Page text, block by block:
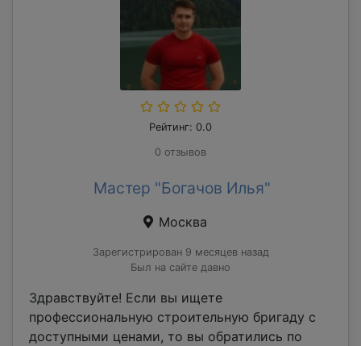
Рейтинг: 0.0
0 отзывов
Мастер "Богачов Илья"
Москва
Зарегистрирован 9 месяцев назад
Был на сайте давно
Здравствуйте! Если вы ищете
профессиональную строительную бригаду с
доступными ценами, то вы обратились по